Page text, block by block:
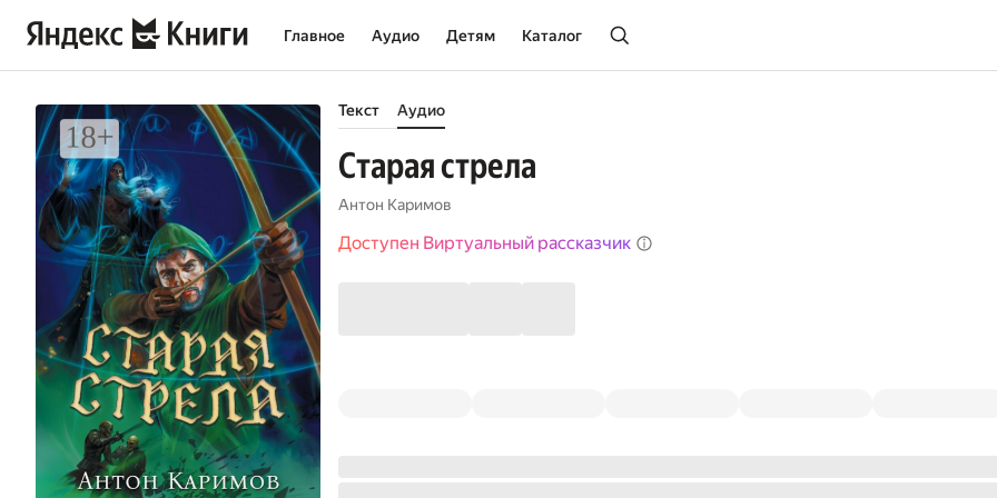
Главное Аудио Детям Каталог
Текст Аудио
Старая стрела
Антон Каримов
Доступен Виртуальный рассказчик